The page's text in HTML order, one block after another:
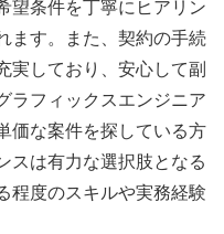
望条件を丁寧にヒアリン
ます。また、契約の手続
実しており、安心して副
ラフィックスエンジニア
価な案件を探している方
スは有力な選択肢となる
程度のスキルや実務経験